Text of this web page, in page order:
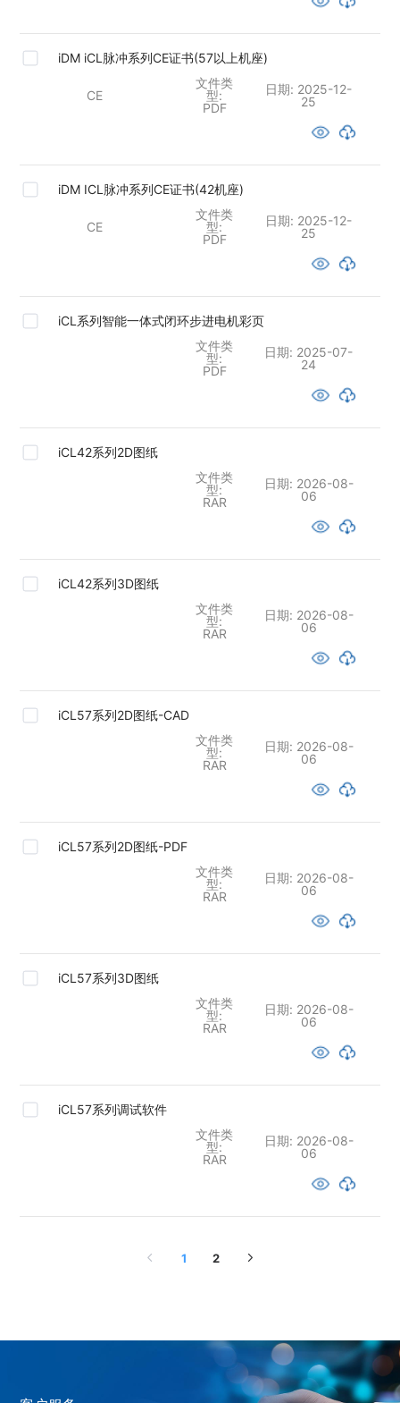
iDM iCL脉冲系列CE证书(57以上机座)
CE
文件类
型:
PDF
日期: 2025-12-
25
iDM ICL脉冲系列CE证书(42机座)
CE
文件类
型:
PDF
日期: 2025-12-
25
iCL系列智能一体式闭环步进电机彩页
文件类
型:
PDF
日期: 2025-07-
24
iCL42系列2D图纸
文件类
型:
RAR
日期: 2026-08-
06
iCL42系列3D图纸
文件类
型:
RAR
日期: 2026-08-
06
iCL57系列2D图纸-CAD
文件类
型:
RAR
日期: 2026-08-
06
iCL57系列2D图纸-PDF
文件类
型:
RAR
日期: 2026-08-
06
iCL57系列3D图纸
文件类
型:
RAR
日期: 2026-08-
06
iCL57系列调试软件
文件类
型:
RAR
日期: 2026-08-
06
1 2